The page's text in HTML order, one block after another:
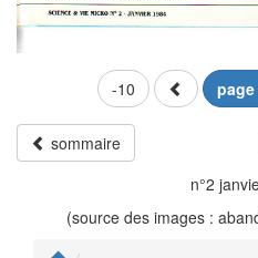
-10 page
sommaire
n°2
(source des images :